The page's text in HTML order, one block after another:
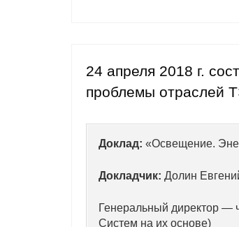
24 апреля 2018 г.
проблемы отраслей
Доклад: «Освещение.
Докладчик: Долин
Генеральный директор —
Систем на их основе)